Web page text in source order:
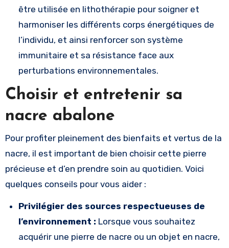
être utilisée en lithothérapie pour soigner et
harmoniser les différents corps énergétiques de
l’individu, et ainsi renforcer son système
immunitaire et sa résistance face aux
perturbations environnementales.
Choisir et entretenir sa
nacre abalone
Pour profiter pleinement des bienfaits et vertus de la
nacre, il est important de bien choisir cette pierre
précieuse et d’en prendre soin au quotidien. Voici
quelques conseils pour vous aider :
Privilégier des sources respectueuses de
l’environnement : Lorsque vous souhaitez
acquérir une pierre de nacre ou un objet en nacre,